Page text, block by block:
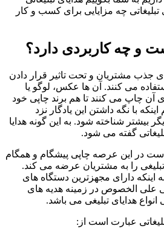
چه مزایایی برای کسب و کار
و چه کاربردی دارد؟
جذب مشتریان و تحت تاثیر قرار دادن
می کنند. آن ها عکس، لوگو یا
آن چاپ می کنند تا هم برند چاپی خود
با نگه داشتن این یادگار نزد
شناخته شود. به این گونه هدایا
گفته می شود.
در این عرصه چاپی پیشگام و همگام
تبلیغی را به مشتریان عرضه می کند.
اینکه دارای مجهزترین دستگاه های
علی الخصوص در زمینه هدیه های
انواع هدایای تبلیغی می باشد.
عبارت است از: